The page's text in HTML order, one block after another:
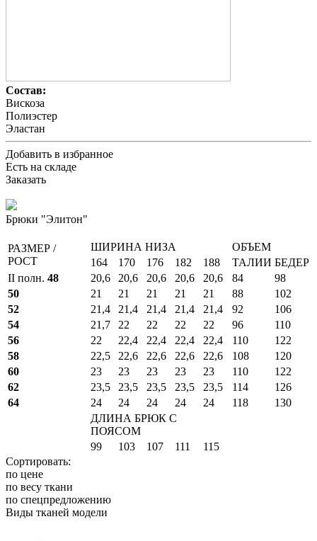
Состав:
Вискоза
Полиэстер
Эластан
Добавить в избранное
Есть на складе
Заказать
Брюки "Элитон"
РАЗМЕР /
РОСТ
ШИРИНА НИЗА
ОБЪЕМ
164
170 176 182 188 ТАЛИИ БЕДЕР
II полн. 48 20,6 20,6 20,6 20,6 20,6 84
98
50
21 21 21 21 21 88
102
52
21,4 21,4 21,4 21,4 21,4 92
106
54
21,7 22 22 22 22 96
110
56
22 22,4 22,4 22,4 22,4 110
122
58
22,5 22,6 22,6 22,6 22,6 108
120
60
23 23 23 23 23 110
122
62
23,5 23,5 23,5 23,5 23,5 114
126
64
24 24 24 24 24 118
130
ДЛИНА БРЮК С
ПОЯСОМ
99
103 107 111
115
Сортировать:
по цене
по весу ткани
по спецпредложению
Виды тканей модели